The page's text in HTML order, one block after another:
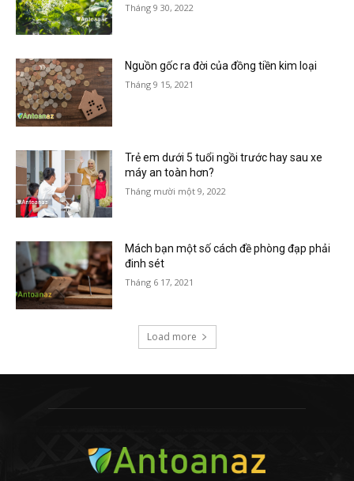
Tháng 9 30, 2022
Nguồn gốc ra đời của đồng tiền kim loại
Tháng 9 15, 2021
Trẻ em dưới 5 tuổi ngồi trước hay sau xe
máy an toàn hơn?
Tháng mười một 9, 2022
Mách bạn một số cách đề phòng đạp phải
đinh sét
Tháng 6 17, 2021
Load more